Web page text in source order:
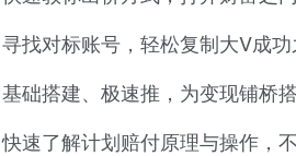
找对标账号，轻松复制大V成
础搭建、极速推，为变现铺桥
速了解计划赔付原理与操作，